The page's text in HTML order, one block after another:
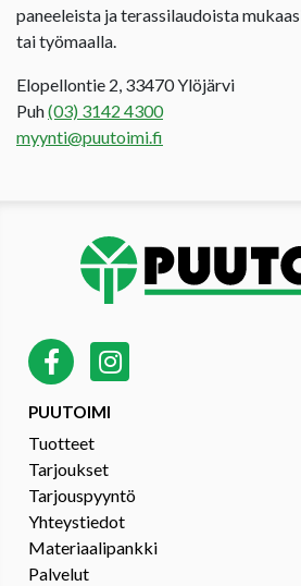
paneeleista ja terassilaudoista
tai työmaalla.
Elopellontie 2, 33470 Ylöjärvi
Puh(03) 3142 4300
myynti@puutoimi.fi
PUUTOIMI
Tuotteet
Tarjoukset
Tarjouspyyntö
Yhteystiedot
Materiaalipankki
Palvelut